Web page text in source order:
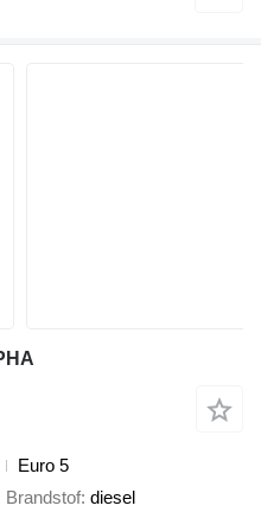
Euro 5
Brandstof diesel